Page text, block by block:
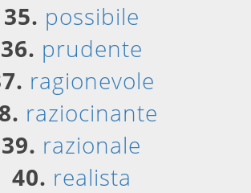
35. possibile
36. prudente
ragionevole
raziocinante
39. razionale
40. realista